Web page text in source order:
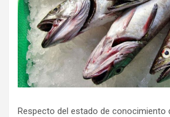
Respecto del estado de conocimiento